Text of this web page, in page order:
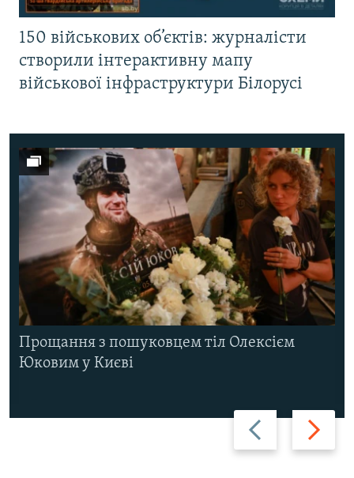
150 військових об’єктів: журналісти
створили інтерактивну мапу
військової інфраструктури Білорусі
Назад Вперед
Прощання з пошуковцем тіл Олексієм
Юковим у Києві